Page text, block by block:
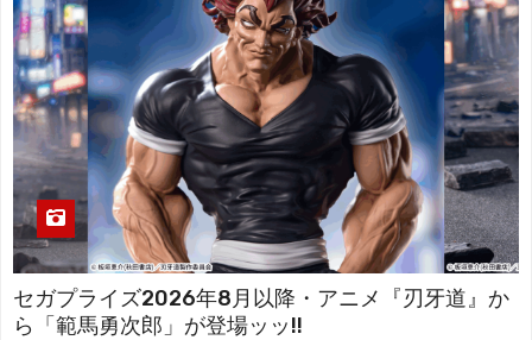
セガプライズ2026年8月以降・アニメ『刃牙道』か
ら「範馬勇次郎」が登場ッッ!!